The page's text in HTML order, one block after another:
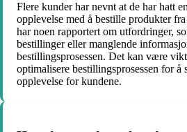
Flere kunder har nevnt at de har hatt
opplevelse med å bestille produkter
har noen rapportert om utfordringer,
bestillinger eller manglende
bestillingsprosessen. Det kan være
optimalisere bestillingsprosessen for å
opplevelse for kundene.